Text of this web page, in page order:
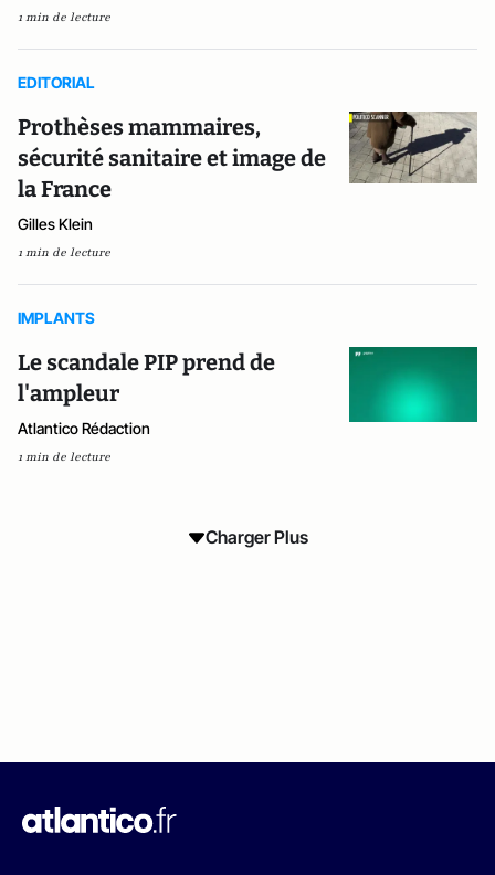
1 min de lecture
EDITORIAL
Prothèses mammaires,
sécurité sanitaire et image de
la France
Gilles Klein
1 min de lecture
IMPLANTS
Le scandale PIP prend de
l'ampleur
Atlantico Rédaction
1 min de lecture
Charger Plus